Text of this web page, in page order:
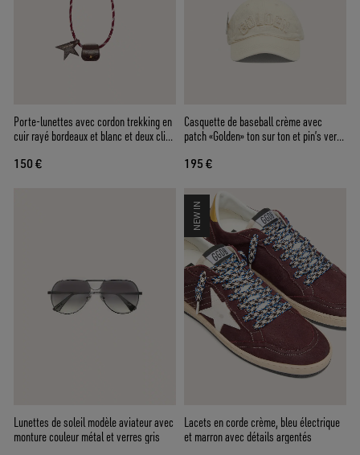
Porte-lunettes avec cordon trekking en
cuir rayé bordeaux et blanc et deux clips
150 €
Casquette de baseball crème avec
patch «Golden» ton sur ton et pin’s vert
195 €
Lunettes de soleil modèle aviateur avec
monture couleur métal et verres gris
NEW IN
Lacets en corde crème, bleu électrique
et marron avec détails argentés